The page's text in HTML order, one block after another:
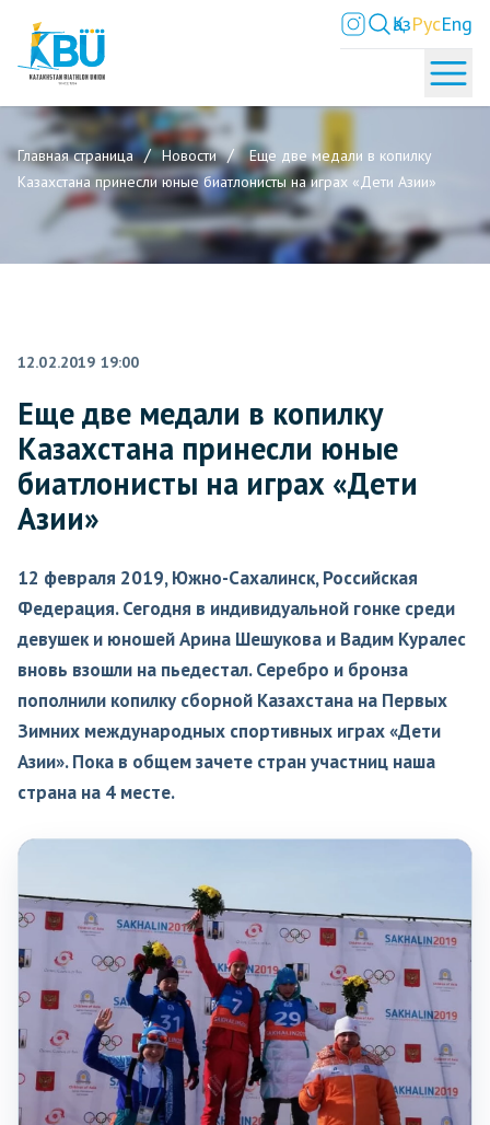
ҚазРусEng
Главная страница Новости
Еще две медали в копилку
Казахстана принесли юные биатлонисты на играх «Дети Азии»
12.02.2019 19:00
Еще две медали в копилку
Казахстана принесли юные
биатлонисты на играх «Дети
Азии»
12 февраля 2019, Южно-Сахалинск, Российская
Федерация. Сегодня в индивидуальной гонке среди
девушек и юношей Арина Шешукова и Вадим Куралес
вновь взошли на пьедестал. Серебро и бронза
пополнили копилку сборной Казахстана на Первых
Зимних международных спортивных играх «Дети
Азии». Пока в общем зачете стран участниц наша
страна на 4 месте.